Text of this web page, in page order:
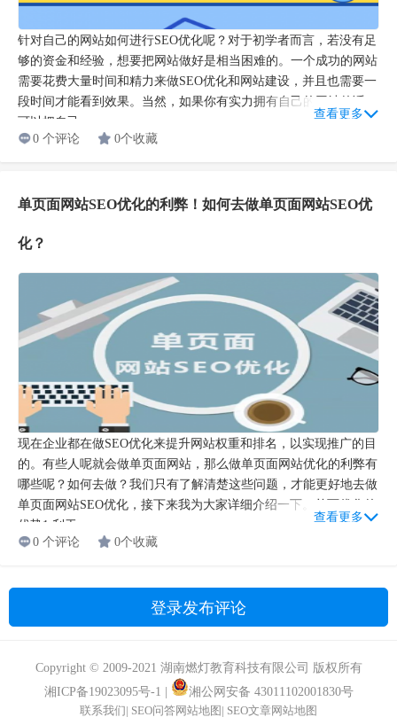
针对自己的网站如何进行SEO优化呢？对于初学者而言，若没有足
够的资金和经验，想要把网站做好是相当困难的。一个成功的网站
需要花费大量时间和精力来做SEO优化和网站建设，并且也需要一
段时间才能看到效果。当然，如果你有实力拥有自己的网站的话，
可以把自己...
查看更多
0 个评论
0个收藏
单页面网站SEO优化的利弊！如何去做单页面网站SEO优
化？
现在企业都在做SEO优化来提升网站权重和排名，以实现推广的目
的。有些人呢就会做单页面网站，那么做单页面网站优化的利弊有
哪些呢？如何去做？我们只有了解清楚这些问题，才能更好地去做
单页面网站SEO优化，接下来我为大家详细介绍一下。单页优化的
优势1.利于...
查看更多
0 个评论
0个收藏
登录发布评论
Copyright © 2009-2021 湖南燃灯教育科技有限公司 版权所有
湘ICP备19023095号-1
湘公网安备 43011102001830号
联系我们| SEO问答网站地图 | SEO文章网站地图